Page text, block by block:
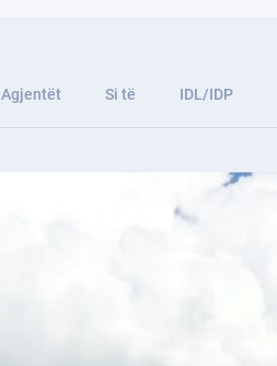
Agjentët Si të IDL/IDP